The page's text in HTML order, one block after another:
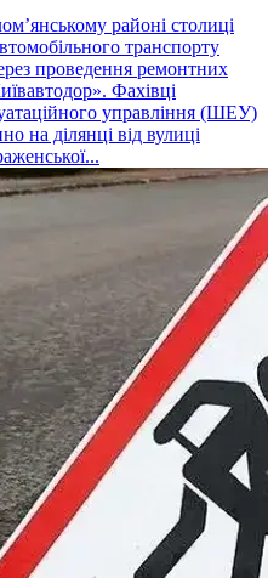
районі столиці
транспорту
проведення ремонтних
Фахівці
управління (ШЕУ)
на ділянці від вулиці